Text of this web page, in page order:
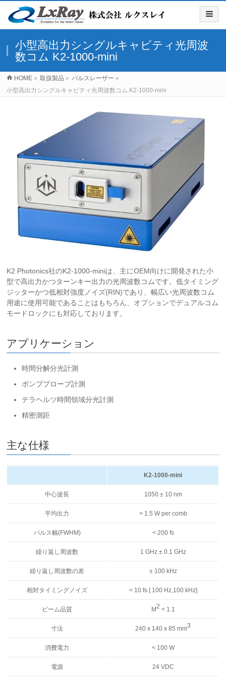
小型高出力シングルキャビティ光周波
数コム K2-1000-mini
HOME » 取扱製品 » パルスレーザー »
小型高出力シングルキャビティ光周波数コム K2-1000-mini
K2 Photonics社のK2-1000-miniは、主にOEM向けに開発された小
型で高出力かつターンキー出力の光周波数コムです。低タイミング
ジッターかつ低相対強度ノイズ(RIN)であり、幅広い光周波数コム
用途に使用可能であることはもちろん、オプションでデュアルコム
モードロックにも対応しております。
アプリケーション
時間分解分光計測
ポンププローブ計測
テラヘルツ時間領域分光計測
精密測距
主な仕様
K2-1000-mini
中心波長 1050 ± 10 nm
平均出力 > 1.5 W per comb
パルス幅(FWHM) < 200 fs
繰り返し周波数 1 GHz ± 0.1 GHz
繰り返し周波数の差 ± 100 kHz
相対タイミングノイズ < 10 fs [ 100 Hz,100 kHz]
ビーム品質 M 2 < 1.1
寸法 240 x 140 x 85 mm3
消費電力 < 100 W
電源 24 VDC